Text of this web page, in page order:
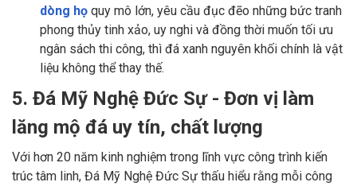
dòng họ quy mô lớn, yêu cầu đục đẽo những bức tranh
phong thủy tinh xảo, uy nghi và đồng thời muốn tối ưu
ngân sách thi công, thì đá xanh nguyên khối chính là vật
liệu không thể thay thế.
5. Đá Mỹ Nghệ Đức Sự - Đơn vị làm
lăng mộ đá uy tín, chất lượng
Với hơn 20 năm kinh nghiệm trong lĩnh vực công trình kiến
trúc tâm linh, Đá Mỹ Nghệ Đức Sự thấu hiểu rằng mỗi công